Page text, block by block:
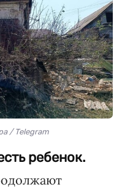
/ Telegram
ребенок.